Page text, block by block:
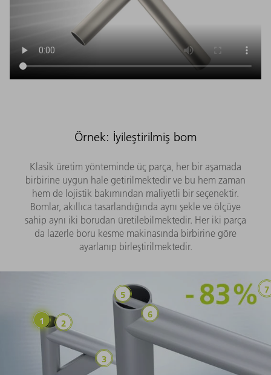
Örnek: İyileştirilmiş bom
Klasik üretim yönteminde üç parça, her bir aşamada
birbirine uygun hale getirilmektedir ve bu hem zaman
hem de lojistik bakımından maliyetli bir seçenektir.
Bomlar, akıllıca tasarlandığında aynı şekle ve ölçüye
sahip aynı iki borudan üretilebilmektedir. Her iki parça
da lazerle boru kesme makinasında birbirine göre
ayarlanıp birleştirilmektedir.